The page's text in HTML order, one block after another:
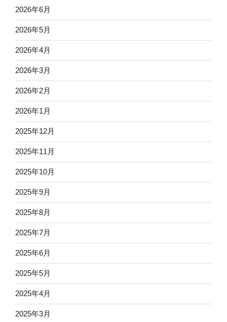
2026年6月
2026年5月
2026年4月
2026年3月
2026年2月
2026年1月
2025年12月
2025年11月
2025年10月
2025年9月
2025年8月
2025年7月
2025年6月
2025年5月
2025年4月
2025年3月